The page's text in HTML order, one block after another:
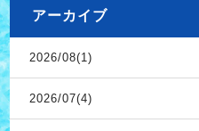
アーカイブ
2026/08(1)
2026/07(4)